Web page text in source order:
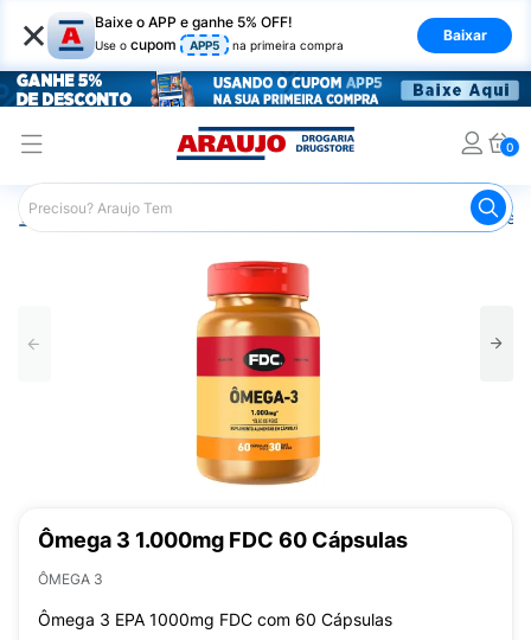
× Baixe o APP e ganhe 5% OFF!
Use o cupom APP5 na primeira compra
Baixar
0
Araujo Saúde e Bem Estar Óleo
Ômega 3 1.000mg FDC 60 Cápsulas
ÔMEGA 3
Ômega 3 EPA 1000mg FDC com 60 Cápsulas